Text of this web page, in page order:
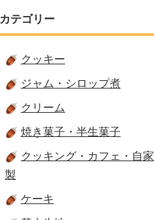
カテゴリー
クッキー
ジャム・シロップ煮
クリーム
焼き菓子・半生菓子
クッキング・カフェ・自家
製
ケーキ